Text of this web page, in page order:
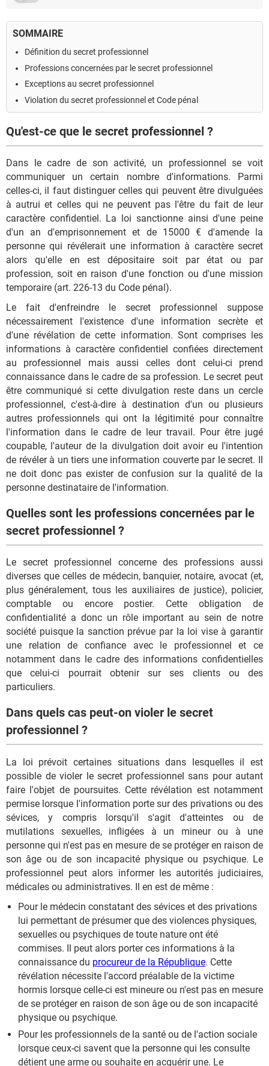
SOMMAIRE
Définition du secret professionnel
Professions concernées par le secret professionnel
Exceptions au secret professionnel
Violation du secret professionnel et​ Code pénal
Qu'est-ce que le secret professionnel ?
Dans le cadre de son activité, un professionnel se voit
communiquer un certain nombre d'informations. Parmi
celles-ci, il faut distinguer celles qui peuvent être divulguées
à autrui et celles qui ne peuvent pas l'être du fait de leur
caractère confidentiel. La loi sanctionne ainsi d'une peine
d'un an d'emprisonnement et de 15000 € d'amende la
personne qui révélerait une information à caractère secret
alors qu'elle en est dépositaire soit par état ou par
profession, soit en raison d'une fonction ou d'une mission
temporaire (art. 226-13 du Code pénal).
Le fait d'enfreindre le secret professionnel suppose
nécessairement l'existence d'une information secrète et
d'une révélation de cette information. Sont comprises les
informations à caractère confidentiel confiées directement
au professionnel mais aussi celles dont celui-ci prend
connaissance dans le cadre de sa profession. Le secret peut
être communiqué si cette divulgation reste dans un cercle
professionnel, c'est-à-dire à destination d'un ou plusieurs
autres professionnels qui ont la légitimité pour connaître
l'information dans le cadre de leur travail. Pour être jugé
coupable, l'auteur de la divulgation doit avoir eu l'intention
de révéler à un tiers une information couverte par le secret. Il
ne doit donc pas exister de confusion sur la qualité de la
personne destinataire de l'information.
Quelles sont les professions concernées par le
secret professionnel ?
Le secret professionnel concerne des professions aussi
diverses que celles de médecin, banquier, notaire, avocat (et,
plus généralement, tous les auxiliaires de justice), policier,
comptable ou encore postier. Cette obligation de
confidentialité a donc un rôle important au sein de notre
société puisque la sanction prévue par la loi vise à garantir
une relation de confiance avec le professionnel et ce
notamment dans le cadre des informations confidentielles
que celui-ci pourrait obtenir sur ses clients ou des
particuliers.
Dans quels cas peut-on violer le secret
professionnel ?
La loi prévoit certaines situations dans lesquelles il est
possible de violer le secret professionnel sans pour autant
faire l'objet de poursuites. Cette révélation est notamment
permise lorsque l'information porte sur des privations ou des
sévices, y compris lorsqu'il s'agit d'atteintes ou de
mutilations sexuelles, infligées à un mineur ou à une
personne qui n'est pas en mesure de se protéger en raison de
son âge ou de son incapacité physique ou psychique. Le
professionnel peut alors informer les autorités judiciaires,
médicales ou administratives. Il en est de même :
Pour le médecin constatant des sévices et des privations
lui permettant de présumer que des violences physiques,
sexuelles ou psychiques de toute nature ont été
commises. Il peut alors porter ces informations à la
connaissance du procureur de la République. Cette
révélation nécessite l'accord préalable de la victime
hormis lorsque celle-ci est mineure ou n'est pas en mesure
de se protéger en raison de son âge ou de son incapacité
physique ou psychique.
Pour les professionnels de la santé ou de l'action sociale
lorsque ceux-ci savent que la personne qui les consulte
détient une arme ou souhaite en acquérir une. Le